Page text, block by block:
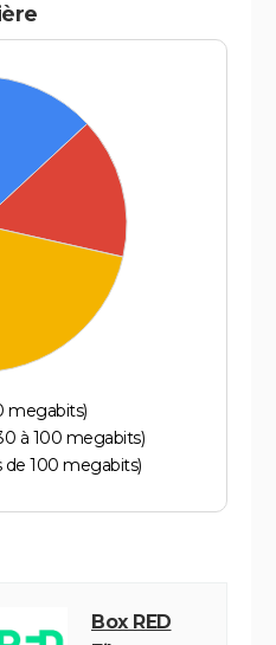
megabits)
à 100 megabits)
de 100 megabits)
Box RED